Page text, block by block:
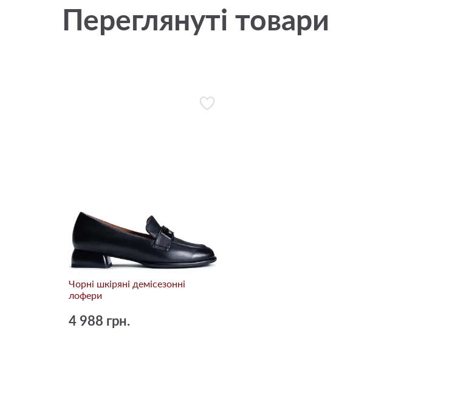
Переглянуті товари
Чорні шкіряні демісезонні
лофери
4 988 грн.